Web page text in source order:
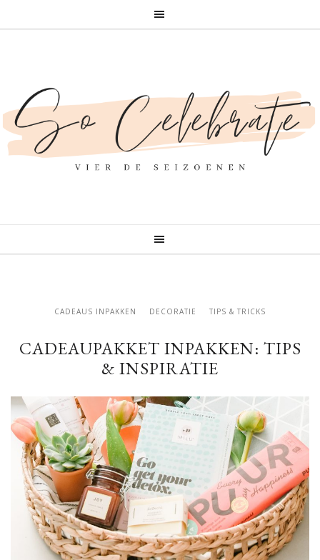
CADEAUS INPAKKEN DECORATIE TIPS & TRICKS
CADEAUPAKKET INPAKKEN: TIPS
& INSPIRATIE